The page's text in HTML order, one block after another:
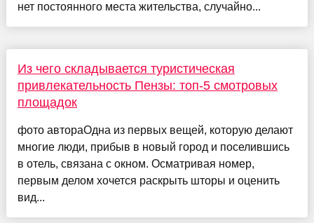
нет постоянного места жительства, случайно...
Из чего складывается туристическая
привлекательность Пензы: топ-5 смотровых
площадок
фото автораОдна из первых вещей, которую делают
многие люди, прибыв в новый город и поселившись
в отель, связана с окном. Осматривая номер,
первым делом хочется раскрыть шторы и оценить
вид...